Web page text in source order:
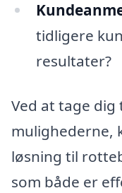
tidligere
resultater?
Ved at tage
mulighederne,
løsning til
som både er